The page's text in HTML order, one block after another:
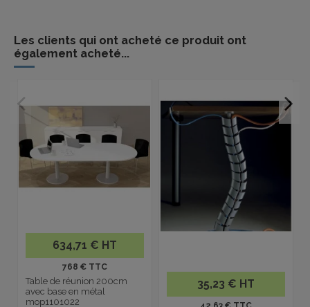
Les clients qui ont acheté ce produit ont
également acheté...
634,71 € HT
768 € TTC
Table de réunion 200cm
avec base en métal
mop1101022
35,23 € HT